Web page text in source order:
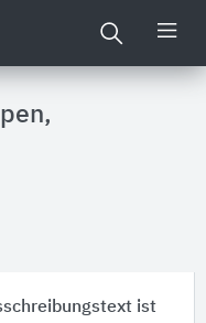
ist